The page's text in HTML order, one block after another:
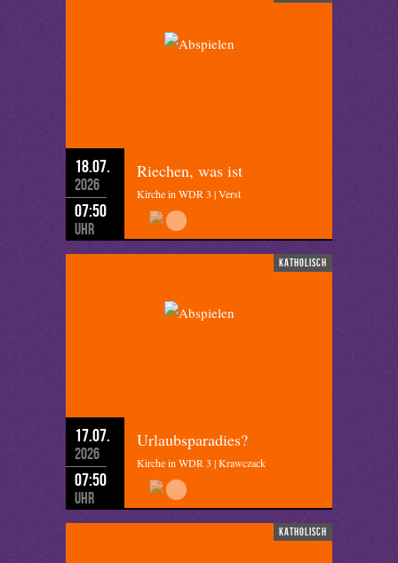
18.07.
2026
07:50
Uhr
Riechen, was ist
Kirche in WDR 3 | Verst
katholisch
17.07.
2026
07:50
Uhr
Urlaubsparadies?
Kirche in WDR 3 | Krawczack
katholisch